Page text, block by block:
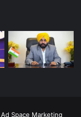
Space Marketing